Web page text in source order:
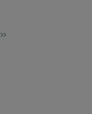
>>